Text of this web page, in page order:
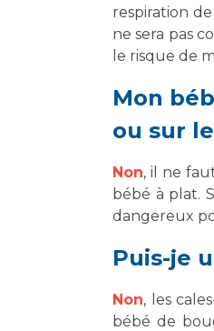
respiration
ne sera pas
le risque de
Mon
ou sur
Non, il ne
bébé à plat.
dangereux
Puis-je
Non, les
bébé de